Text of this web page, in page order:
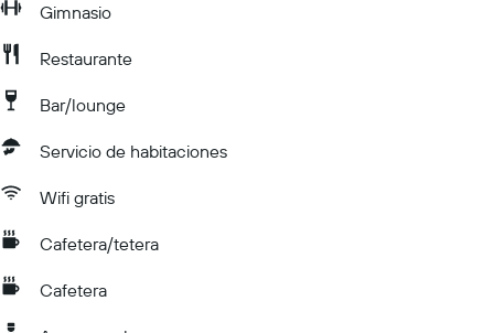
Gimnasio
Restaurante
Bar/lounge
Servicio de habitaciones
Wifi gratis
Cafetera/tetera
Cafetera